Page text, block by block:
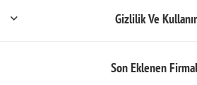
Gizlilik Ve
Son Eklenen